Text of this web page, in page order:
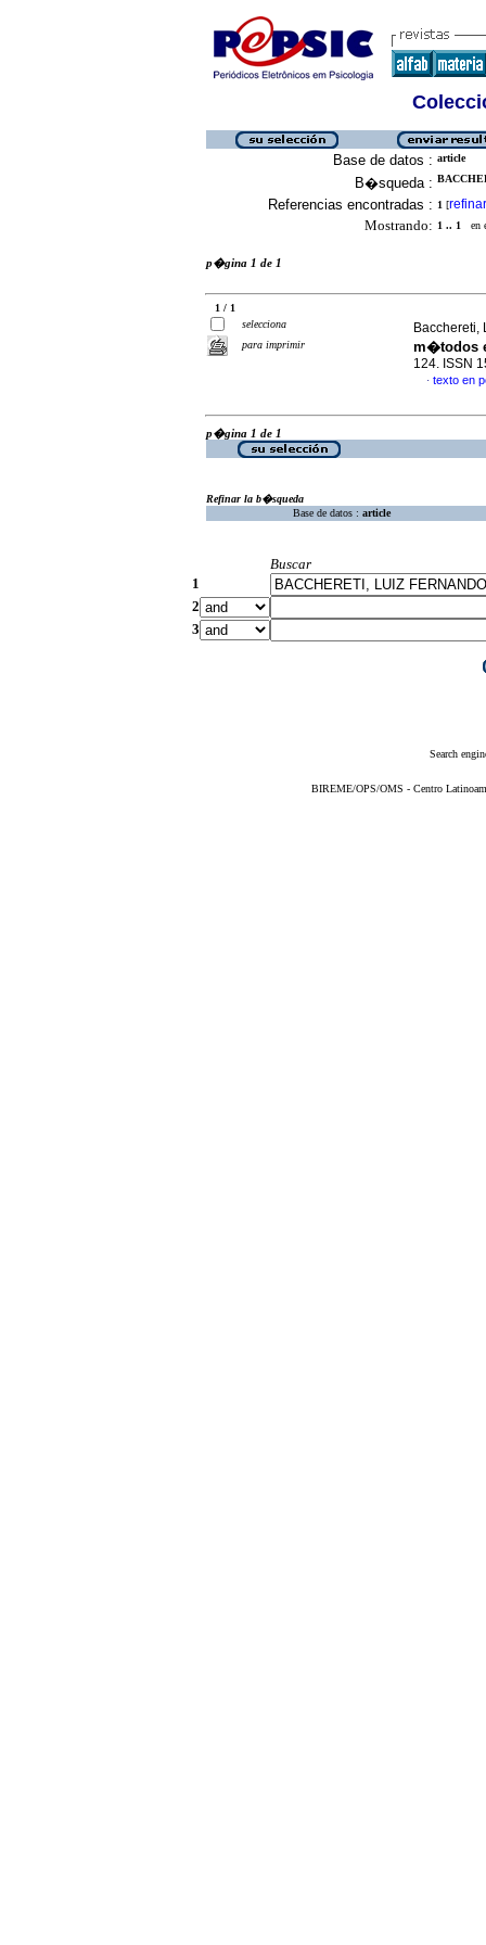
Base de datos : article
B�squeda :
Referencias encontradas : 1 [refinar
Mostrando: 1 .. 1 en
p�gina 1 de 1
1 / 1
selecciona
para imprimir
Bacchereti,
m�todos
124. ISSN
· texto en
p�gina 1 de 1
Refinar la b�squeda
Base de datos : article
Buscar
1
2
3
Search
BIREME/OPS/OMS - Centro